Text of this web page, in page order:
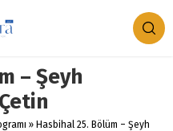
– Şeyh
» Hasbihal 25. Bölüm – Şeyh